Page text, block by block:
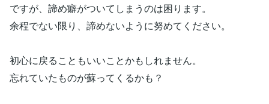
ですが、諦め癖がついてしまうのは困ります。
余程でない限り、諦めないように努めてください。
初心に戻ることもいいことかもしれません。
忘れていたものが蘇ってくるかも？